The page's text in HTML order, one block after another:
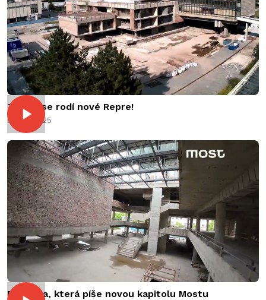
Takhle se rodí nové Repre!
04.07.2025
Proměna, která píše novou kapitolu Mostu